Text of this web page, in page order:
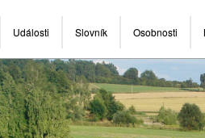
Události Slovník Osobnosti